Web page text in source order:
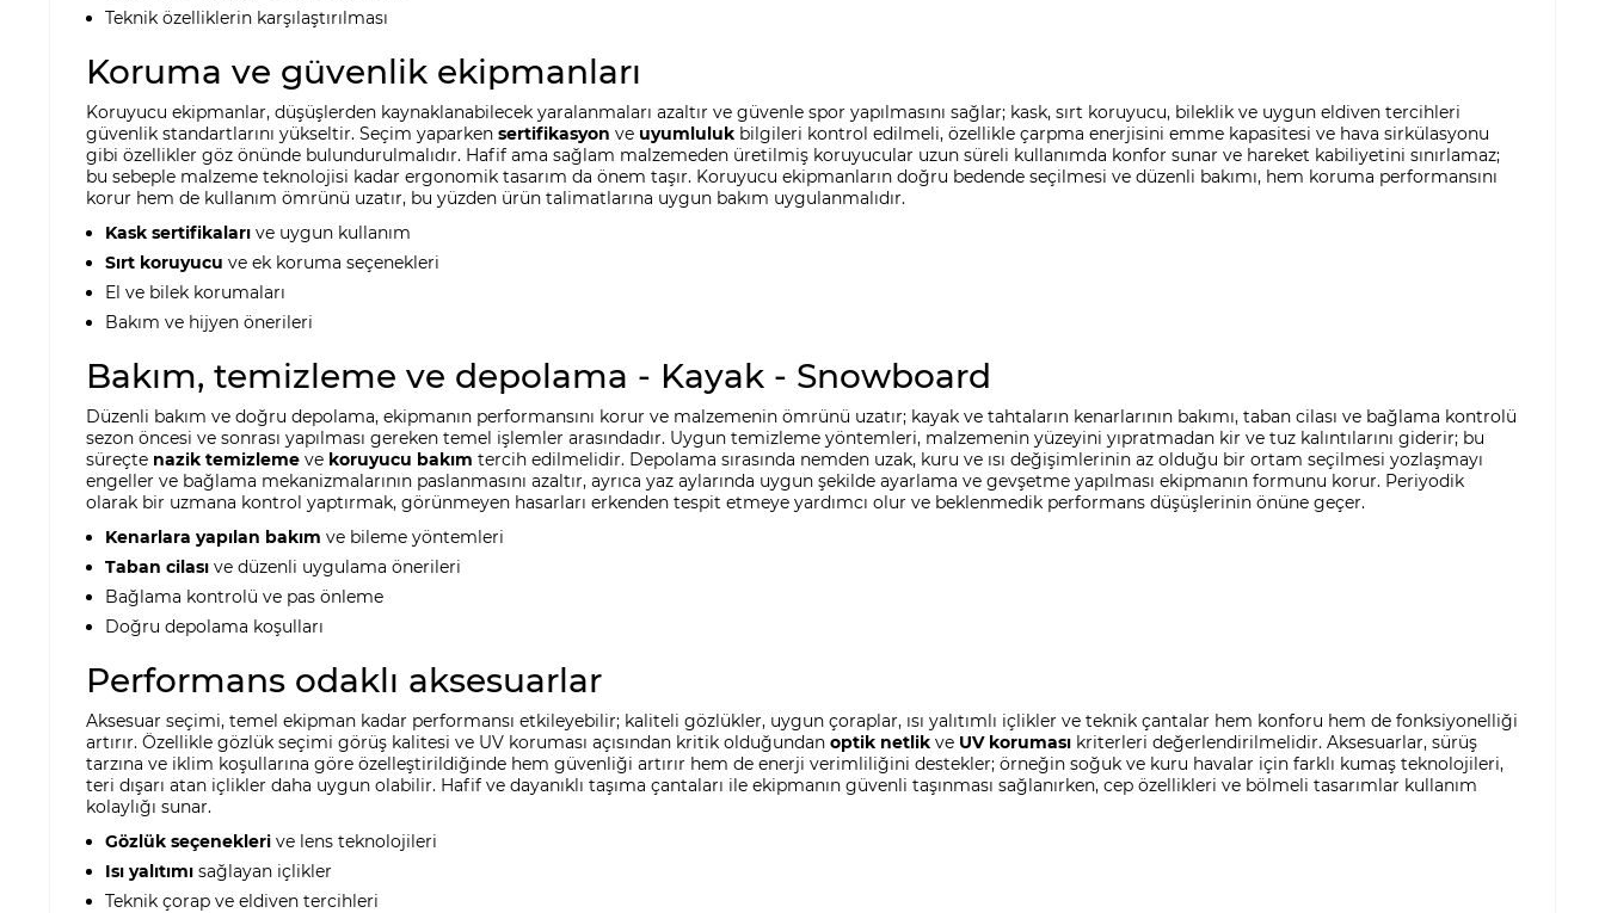
Teknik özelliklerin karşılaştırılması
Koruma ve güvenlik ekipmanları
Koruyucu ekipmanlar, düşüşlerden kaynaklanabilecek yaralanmaları azaltır ve güvenle spor yapılmasını sağlar; kask, sırt koruyucu, bileklik ve uygun eldiven tercihleri
güvenlik standartlarını yükseltir. Seçim yaparken sertifikasyon ve uyumluluk bilgileri kontrol edilmeli, özellikle çarpma enerjisini emme kapasitesi ve hava sirkülasyonu
gibi özellikler göz önünde bulundurulmalıdır. Hafif ama sağlam malzemeden üretilmiş koruyucular uzun süreli kullanımda konfor sunar ve hareket kabiliyetini sınırlamaz;
bu sebeple malzeme teknolojisi kadar ergonomik tasarım da önem taşır. Koruyucu ekipmanların doğru bedende seçilmesi ve düzenli bakımı, hem koruma performansını
korur hem de kullanım ömrünü uzatır, bu yüzden ürün talimatlarına uygun bakım uygulanmalıdır.
Kask sertifikaları ve uygun kullanım
Sırt koruyucu ve ek koruma seçenekleri
El ve bilek korumaları
Bakım ve hijyen önerileri
Bakım, temizleme ve depolama - Kayak - Snowboard
Düzenli bakım ve doğru depolama, ekipmanın performansını korur ve malzemenin ömrünü uzatır; kayak ve tahtaların kenarlarının bakımı, taban cilası ve bağlama kontrolü
sezon öncesi ve sonrası yapılması gereken temel işlemler arasındadır. Uygun temizleme yöntemleri, malzemenin yüzeyini yıpratmadan kir ve tuz kalıntılarını giderir; bu
süreçte nazik temizleme ve koruyucu bakım tercih edilmelidir. Depolama sırasında nemden uzak, kuru ve ısı değişimlerinin az olduğu bir ortam seçilmesi yozlaşmayı
engeller ve bağlama mekanizmalarının paslanmasını azaltır, ayrıca yaz aylarında uygun şekilde ayarlama ve gevşetme yapılması ekipmanın formunu korur. Periyodik
olarak bir uzmana kontrol yaptırmak, görünmeyen hasarları erkenden tespit etmeye yardımcı olur ve beklenmedik performans düşüşlerinin önüne geçer.
Kenarlara yapılan bakım ve bileme yöntemleri
Taban cilası ve düzenli uygulama önerileri
Bağlama kontrolü ve pas önleme
Doğru depolama koşulları
Performans odaklı aksesuarlar
Aksesuar seçimi, temel ekipman kadar performansı etkileyebilir; kaliteli gözlükler, uygun çoraplar, ısı yalıtımlı içlikler ve teknik çantalar hem konforu hem de fonksiyonelliği
artırır. Özellikle gözlük seçimi görüş kalitesi ve UV koruması açısından kritik olduğundan optik netlik ve UV koruması kriterleri değerlendirilmelidir. Aksesuarlar, sürüş
tarzına ve iklim koşullarına göre özelleştirildiğinde hem güvenliği artırır hem de enerji verimliliğini destekler; örneğin soğuk ve kuru havalar için farklı kumaş teknolojileri,
teri dışarı atan içlikler daha uygun olabilir. Hafif ve dayanıklı taşıma çantaları ile ekipmanın güvenli taşınması sağlanırken, cep özellikleri ve bölmeli tasarımlar kullanım
kolaylığı sunar.
Gözlük seçenekleri ve lens teknolojileri
Isı yalıtımı sağlayan içlikler
Teknik çorap ve eldiven tercihleri